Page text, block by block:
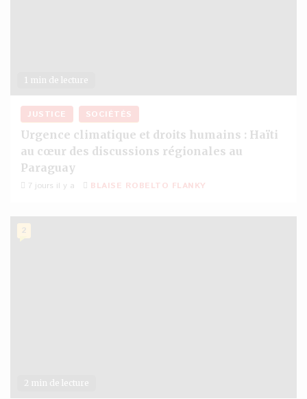
1 min de lecture
JUSTICE SOCIÉTÉS
Urgence climatique et droits humains : Haïti
au cœur des discussions régionales au
Paraguay
7 jours il y a BLAISE ROBELTO FLANKY
2 min de lecture
2